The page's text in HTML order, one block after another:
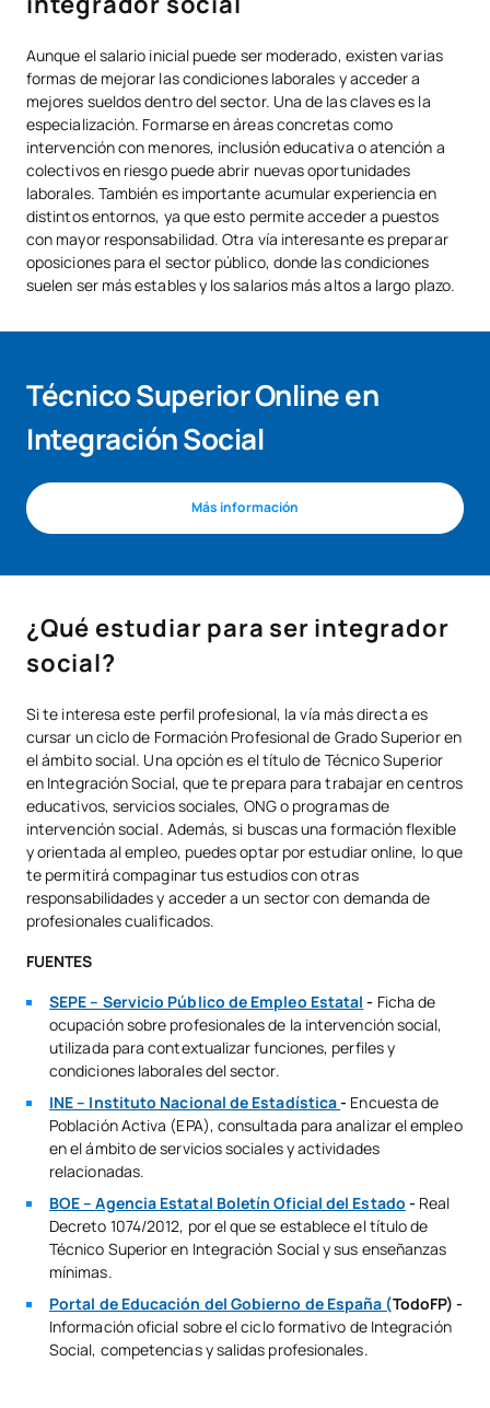
Aunque el salario inicial puede ser moderado, existen varias
formas de mejorar las condiciones laborales y acceder a
mejores sueldos dentro del sector. Una de las claves es la
especialización. Formarse en áreas concretas como
intervención con menores, inclusión educativa o atención a
colectivos en riesgo puede abrir nuevas oportunidades
laborales. También es importante acumular experiencia en
distintos entornos, ya que esto permite acceder a puestos
con mayor responsabilidad. Otra vía interesante es preparar
oposiciones para el sector público, donde las condiciones
suelen ser más estables y los salarios más altos a largo plazo.
Técnico Superior Online en
Integración Social
Más información
¿Qué estudiar para ser integrador
social?
Si te interesa este perfil profesional, la vía más directa es
cursar un ciclo de Formación Profesional de Grado Superior en
el ámbito social. Una opción es el título de Técnico Superior
en Integración Social, que te prepara para trabajar en centros
educativos, servicios sociales, ONG o programas de
intervención social. Además, si buscas una formación flexible
y orientada al empleo, puedes optar por estudiar online, lo que
te permitirá compaginar tus estudios con otras
responsabilidades y acceder a un sector con demanda de
profesionales cualificados.
FUENTES
SEPE – Servicio Público de Empleo Estatal - Ficha de
ocupación sobre profesionales de la intervención social,
utilizada para contextualizar funciones, perfiles y
condiciones laborales del sector.
INE – Instituto Nacional de Estadística- Encuesta de
Población Activa (EPA), consultada para analizar el empleo
en el ámbito de servicios sociales y actividades
relacionadas.
BOE – Agencia Estatal Boletín Oficial del Estado - Real
Decreto 1074/2012, por el que se establece el título de
Técnico Superior en Integración Social y sus enseñanzas
mínimas.
Portal de Educación del Gobierno de España (TodoFP) -
Información oficial sobre el ciclo formativo de Integración
Social, competencias y salidas profesionales.